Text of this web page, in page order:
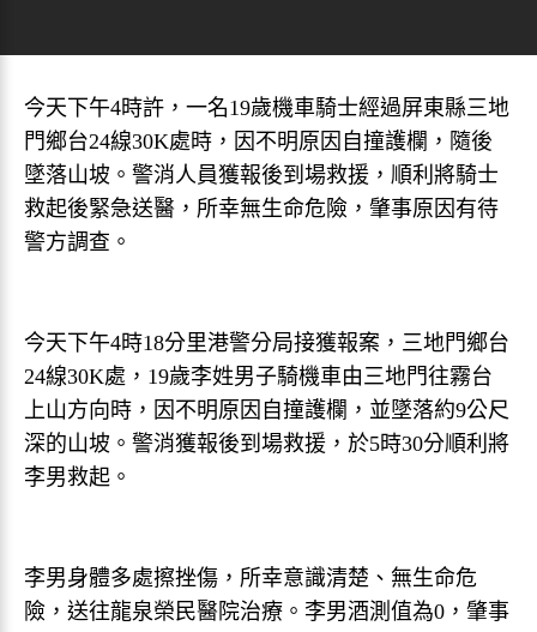
今天下午4時許，一名19歲機車騎士經過屏東縣三地
門鄉台24線30K處時，因不明原因自撞護欄，隨後
墜落山坡。警消人員獲報後到場救援，順利將騎士
救起後緊急送醫，所幸無生命危險，肇事原因有待
警方調查。
今天下午4時18分里港警分局接獲報案，三地門鄉台
24線30K處，19歲李姓男子騎機車由三地門往霧台
上山方向時，因不明原因自撞護欄，並墜落約9公尺
深的山坡。警消獲報後到場救援，於5時30分順利將
李男救起。
李男身體多處擦挫傷，所幸意識清楚、無生命危
險，送往龍泉榮民醫院治療。李男酒測值為0，肇事